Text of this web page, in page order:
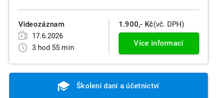
Videozáznam
17.6.2026
3 hod 55 min
1.900,- Kč(vč. DPH)
Více informací
Školení daní a účetnictví